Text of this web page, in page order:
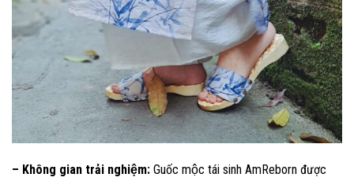
– Không gian trải nghiệm: Guốc mộc tái sinh AmReborn được